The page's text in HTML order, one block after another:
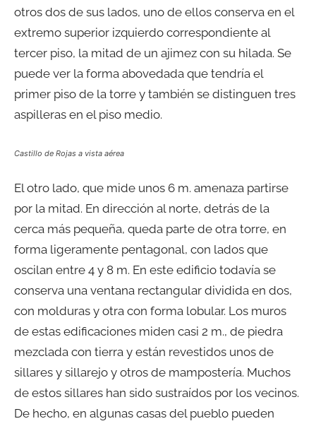
otros dos de sus lados, uno de ellos conserva en el
extremo superior izquierdo correspondiente al
tercer piso, la mitad de un ajimez con su hilada. Se
puede ver la forma abovedada que tendría el
primer piso de la torre y también se distinguen tres
aspilleras en el piso medio.
Castillo de Rojas a vista aérea
El otro lado, que mide unos 6 m. amenaza partirse
por la mitad. En dirección al norte, detrás de la
cerca más pequeña, queda parte de otra torre, en
forma ligeramente pentagonal, con lados que
oscilan entre 4 y 8 m. En este edificio todavía se
conserva una ventana rectangular dividida en dos,
con molduras y otra con forma lobular. Los muros
de estas edificaciones miden casi 2 m., de piedra
mezclada con tierra y están revestidos unos de
sillares y sillarejo y otros de mampostería. Muchos
de estos sillares han sido sustraídos por los vecinos.
De hecho, en algunas casas del pueblo pueden